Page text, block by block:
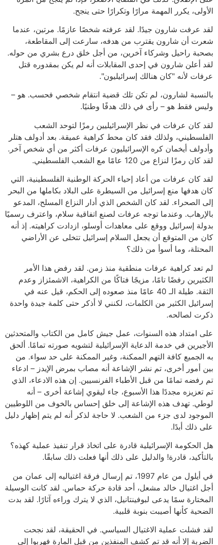
الأولى، يكرر المهمة مرارًا وتكرارًا حتى ينجح.
لقد عرفت شارون جيدًا. لقد عرفته شخصًا عازمًا. مرتين، عندما
شعرت أن شارون يقترب من هدفه، سارعت إلى المقاطعة،
بصحبة راحيل وشركاء آخرين، من أجل خلق درع بشري من حوله.
لقد أعلن شارون في إحدى المقابلات أنه لم يكن بمقدوره قتل
عرفات لأنه "كان هنالك إسرائيليون".
بالنسبة لشارون، لم تكن تلك قضية انتقام شخصي فحسب. هو –
وليس فقط هو – رأى في ذلك هدفًا وطنيًا.
لقد كان عرفات في نظر الإسرائيليين رمزًا لتوحد الشعب
الفلسطيني، ولذلك فقد كان محط كراهية عميقة. بعد أدولف هتلر
وأدولف أيخمان كره الإسرائيليون عرفات أكثر من أي شخص آخر.
لقد كان رمزًا لنزاع من 120 عامًا مع الشعب الفلسطيني.
لقد كان عرفات من أعاد إحياء الحركة الوطنية الفلسطينية، التي
كان هدفها منع إسرائيل من السيطرة على البلاد بكاملها من البحر
إلى الصحراء. لقد كان الشخص الذي أدار النزاع المسلح، المدعو
بالإرهاب. وعندما توجه عرفات لصنع اتفاقية سلام، واعترف رسميًا
بدولة إسرائيل ووقع على معاهدات أوسلو، ازدادت كراهيته. إذ أنه
كان من المتوقع أن يجعل السلام إسرائيل تتخلى عن الأراضي
المحتلة، وما أسوأ من ذلك؟
لم تعد كراهية عرفات منطقية منذ زمن. لقد رفض هذا الأمر
الكثيرين رفضًا تامًا، مزيجًا فتاكًا من الكراهية، الاشمئزاز وعدم
الثقة. طيلة الـ 40 عامًا منذ صعوده إلى الحكم، قيل عنه في
إسرائيل الكثير من الكلمات، لكنني لا أذكر حتى كلمة جيدة واحدة
ذكرت لصالحه.
على امتداد هذه السنوات، عمل جيش كامل من الكتاب والمتحدثين
الأجيرين في خدمة الدعاية الإسرائيلية لتشويه صورته تمامًا. ألحق
به الجميع كافة التهم الممكنة، وغير الممكنة على حد سواء. من
بين أمور أخرى، تم نشر الإشاعة أنه مصاب بمرض الإيدز – ادعاء
تم رفضه تمامًا من قبل الأطباء الفرنسيين. إن هذه الادعاء، الذي
تم تعزيزه مجددًا هذا الأسبوع، جاء ليقوي إشاعة أخرى – أنه
لوطي. تهدف هذه الإشاعة إلى خلق إحساس بالخوف من اللوطيين
الموجود لدى جزء من الشعب. لا حاجة لذكر أنه لم يتم إظهار دليل
على ذلك أبدًا.
هل الحكومة الإسرائيلية قادرة على اتخاذ قرار تنفيذ عملية كهذه؟
بالتأكيد، قادرة! والدليل على ذلك أنها فعلت ذلك سابقًا.
في أيلول من عام 1997، تم إرسال فرقة اغتياليه إلى عمان من
أجل اغتيال خالد مشعل، أحد قادة حركة حماس. لقد كانت الوسيلة
المختارة سمًا يدعى لبوفينتانيل، الذي لا يترك وراءه آثارًا. لقد بدت
الضحية كأنها أصيبت بنوبة قلبية.
لقد فشلت عملية الاغتيال السياسي. في الحقيقة، لقد نجحت
الضربة إلا أنه قد تم كشف المنفذين من قبل المارة فهربوا إلى